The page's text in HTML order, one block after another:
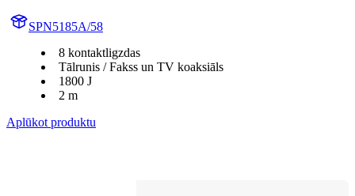
SPN5185A/58
8 kontaktligzdas
Tālrunis / Fakss un TV koaksiāls
1800 J
2 m
Aplūkot produktu